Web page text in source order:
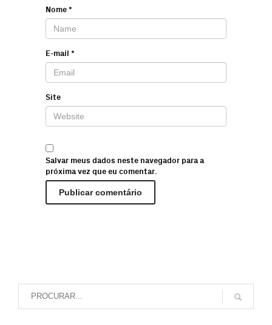
Nome *
E-mail *
Site
Salvar meus dados neste navegador para a
próxima vez que eu comentar.